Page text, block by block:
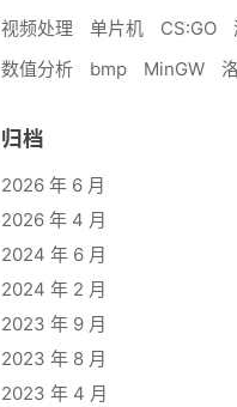
视频处理
单片机 CS:GO
数值分析
bmp MinGW
归档
2026 年 6 月
2026 年 4 月
2024 年 6 月
2024 年 2 月
2023 年 9 月
2023 年 8 月
2023 年 4 月